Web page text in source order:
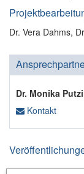
Dr. Vera Dahms,
Dr. Monika
Kontakt